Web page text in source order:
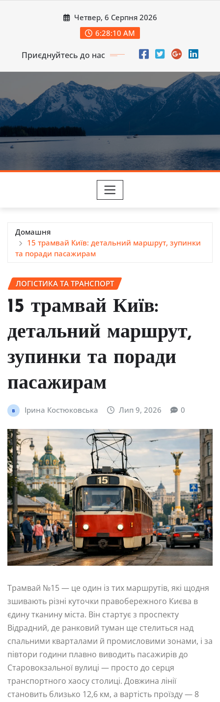
Четвер, 6 Серпня 2026
6:28:12 AM
Приєднуйтесь до нас
Домашня
15 трамвай Київ: детальний маршрут, зупинки
та поради пасажирам
ЛОГІСТИКА ТА ТРАНСПОРТ
15 трамвай Київ:
детальний маршрут,
зупинки та поради
пасажирам
Ірина Костюковська Лип 9, 2026 0
Трамвай №15 — це один із тих маршрутів, які щодня
зшивають різні куточки правобережного Києва в
єдину тканину міста. Він стартує з проспекту
Відрадний, де ранковий туман ще стелиться над
спальними кварталами й промисловими зонами, і за
півтори години плавно виводить пасажирів до
Старовокзальної вулиці — просто до серця
транспортного хаосу столиці. Довжина лінії
становить близько 12,6 км, а вартість проїзду — 8